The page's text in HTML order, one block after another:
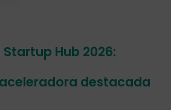
Hub 2026:
destacada